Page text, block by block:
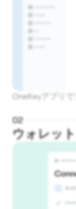
OneKeyアプリ
02
ウォレッ